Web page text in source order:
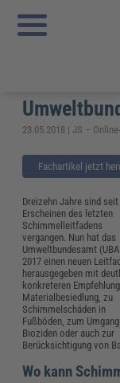
Sie sind hier:
Schimmelbeseitigung:
erschienen
23.05.2018 | JS –
Fachartikel jetzt
Dreizehn Jahre sind seit
Erscheinen des letzten
Schimmelleitfadens
vergangen. Nun hat das
Umweltbundesamt
2017 einen neuen
herausgegeben mit
konkreteren
Materialbesiedlung, zu
Schimmelschäden in
Fußböden, zum
Bioziden oder auch zur
Berücksichtigung von
Wo kann